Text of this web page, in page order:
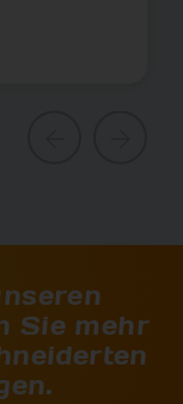
Sie mehr